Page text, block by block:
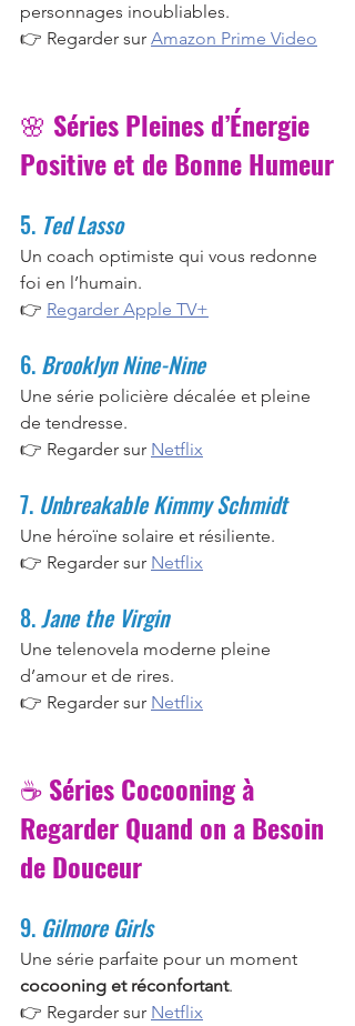
personnages inoubliables.
👉 Regarder sur Amazon Prime Video
🌸 Séries Pleines d’Énergie
Positive et de Bonne Humeur
5. Ted Lasso
Un coach optimiste qui vous redonne
foi en l’humain.
👉 Regarder Apple TV+
6. Brooklyn Nine-Nine
Une série policière décalée et pleine
de tendresse.
👉 Regarder sur Netflix
7. Unbreakable Kimmy Schmidt
Une héroïne solaire et résiliente.
👉 Regarder sur Netflix
8. Jane the Virgin
Une telenovela moderne pleine
d’amour et de rires.
👉 Regarder sur Netflix
☕ Séries Cocooning à
Regarder Quand on a Besoin
de Douceur
9. Gilmore Girls
Une série parfaite pour un moment
cocooning et réconfortant.
👉 Regarder sur Netflix